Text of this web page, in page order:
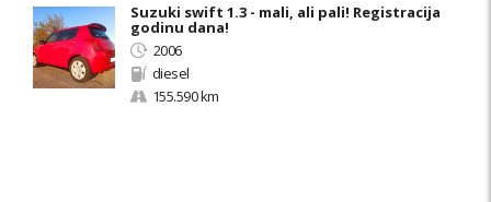
Suzuki swift 1.3 - mali, ali pali! Registracija
godinu dana!
2006
diesel
155.590 km